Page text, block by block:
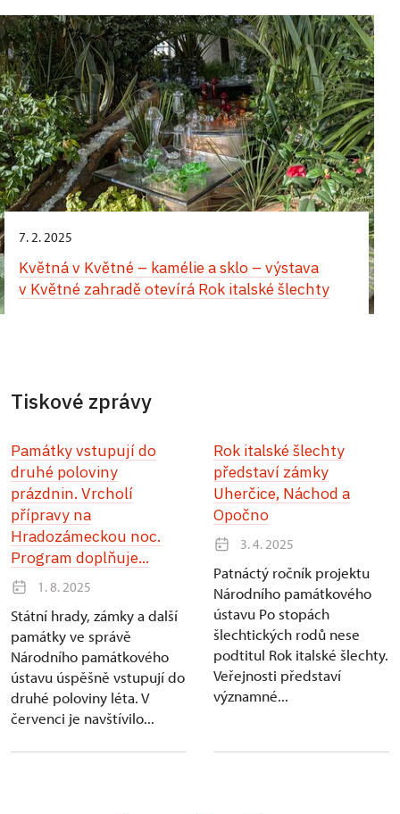
7. 2. 2025
Květná v Květné – kamélie a sklo – výstava
v Květné zahradě otevírá Rok italské šlechty
Tiskové zprávy
Památky vstupují do
druhé poloviny
prázdnin. Vrcholí
přípravy na
Hradozámeckou noc.
Program doplňuje...
1. 8. 2025
Státní hrady, zámky a další
památky ve správě
Národního památkového
ústavu úspěšně vstupují do
druhé poloviny léta. V
červenci je navštívilo...
Rok italské šlechty
představí zámky
Uherčice, Náchod a
Opočno
3. 4. 2025
Patnáctý ročník projektu
Národního památkového
ústavu Po stopách
šlechtických rodů nese
podtitul Rok italské šlechty.
Veřejnosti představí
významné...